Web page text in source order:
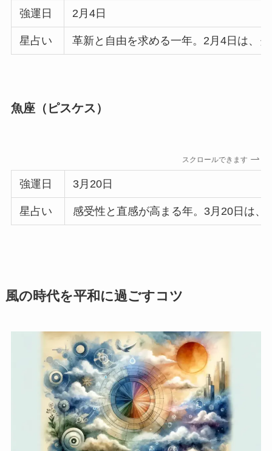
強運日 2月4日
星占い 革新と自由を求める一年。2月4日は、
魚座（ピスケス）
スクロールできます
強運日 3月20日
星占い 感受性と直感が高まる年。3月20日は
風の時代を平和に過ごすコツ